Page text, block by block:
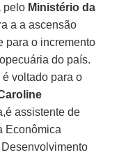
pelo Ministério da
a a ascensão
para o incremento
do país.
voltado para o
assistente de
Econômica